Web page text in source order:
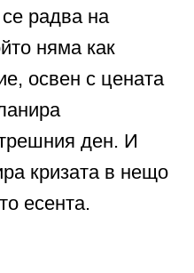
се радва на
няма как
освен с цената
ден. И
кризата в нещо
есента.